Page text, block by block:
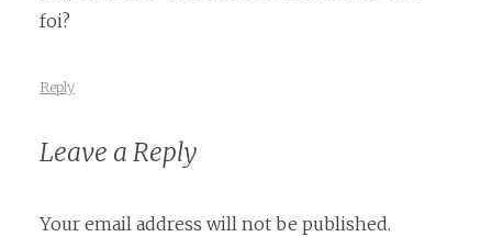
foi?
Reply
Leave a Reply
Your email address will not be published.